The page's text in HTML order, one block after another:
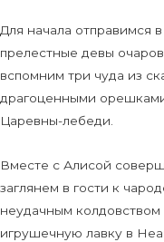
Для начала отправимся
прелестные девы
вспомним три чуда из
драгоценными
Царевны-лебеди.
Вместе с Алисой
заглянем в гости к
неудачным колдовством
игрушечную лавку в